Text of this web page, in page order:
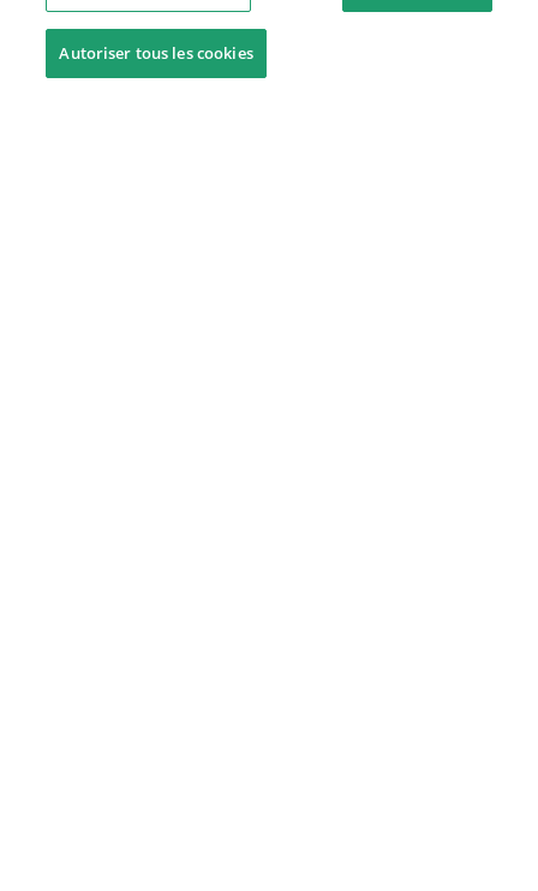
Autoriser tous les cookies